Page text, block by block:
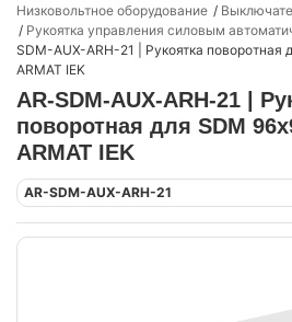
Низковольтное оборудование
Рукоятка управления силовым
SDM-AUX-ARH-21 | Рукоятка поворотная
ARMAT IEK
AR-SDM-AUX-ARH-21 |
поворотная для SDM
ARMAT IEK
AR-SDM-AUX-ARH-21